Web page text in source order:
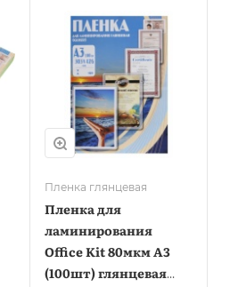
Пленка глянцевая
Пленка для
ламинирования
Office Kit 80мкм A3
(100шт) глянцевая